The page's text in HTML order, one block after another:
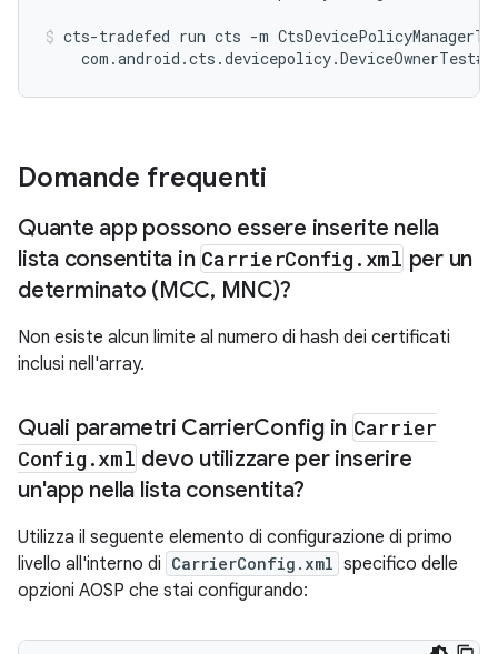
cts-tradefed run cts -m
Domande frequenti
Quante app possono essere inserite nella
lista consentita in CarrierConfig . xml per un
determinato (MCC, MNC)?
Non esiste alcun limite al numero di hash dei certificati
inclusi nell'array.
Quali parametri CarrierConfig in Carrier
Config .xml devo utilizzare per inserire
un'app nella lista consentita?
Utilizza il seguente elemento di configurazione di primo
livello all'interno di CarrierConfig.xml specifico delle
opzioni AOSP che stai configurando: